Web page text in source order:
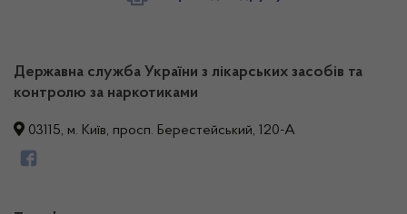
Державна служба України з лікарських засобів та
контролю за наркотиками
03115, м. Київ, просп. Берестейський, 120-А